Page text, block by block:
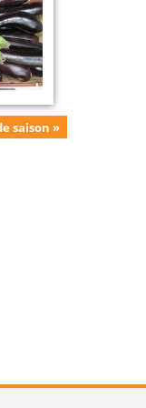
saison »